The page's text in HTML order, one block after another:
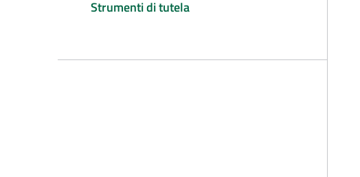
Strumenti di tutela